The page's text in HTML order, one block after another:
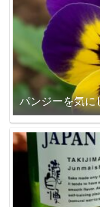
パンジーを気に